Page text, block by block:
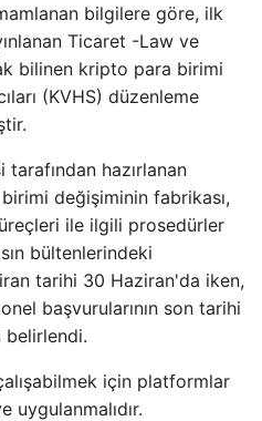
bilgilere göre, ilk
Ticaret -Law ve
bilinen kripto para birimi
(KVHS) düzenleme
tarafından hazırlanan
değişiminin fabrikası,
ile ilgili prosedürler
bültenlerindeki
tarihi 30 Haziran'da iken,
başvurularının son tarihi
belirlendi.
için platformlar
uygulanmalıdır.